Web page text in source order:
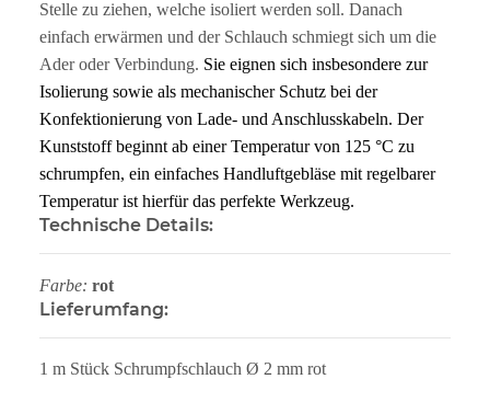
Stelle zu ziehen, welche isoliert werden soll. Danach
einfach erwärmen und der Schlauch schmiegt sich um die
Ader oder Verbindung. Sie eignen sich insbesondere zur
Isolierung sowie als mechanischer Schutz bei der
Konfektionierung von Lade- und Anschlusskabeln. Der
Kunststoff beginnt ab einer Temperatur von 125 °C zu
schrumpfen, ein einfaches Handluftgebläse mit regelbarer
Temperatur ist hierfür das perfekte Werkzeug.
Technische Details:
Farbe: rot
Lieferumfang:
1 m Stück Schrumpfschlauch Ø 2 mm rot